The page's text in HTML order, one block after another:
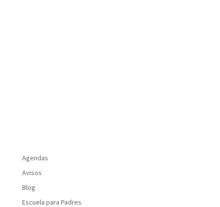
Agendas
Avisos
Blog
Escuela para Padres